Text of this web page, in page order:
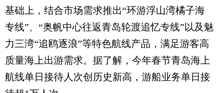
基础上，结合市场需求推出“环游浮山湾橘子海
专线”、“奥帆中心往返青岛轮渡追忆专线”以及魅
力三湾“追鸥逐浪”等特色航线产品，满足游客高
质量海上出游需求。据了解，今年春节青岛海上
航线单日接待人次创历史新高，游船业务单日接